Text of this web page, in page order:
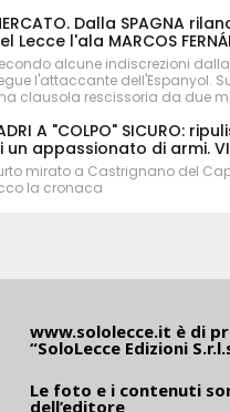
Dalla SPAGNA
Lecce l'ala MARCOS
alcune indiscrezioni
l'attaccante dell'Espanyol.
clausola rescissoria da due
A "COLPO" SICURO:
un appassionato di armi.
mirato a Castrignano del
la cronaca
www.sololecce.it è di
“SoloLecce Edizioni
Le foto e i contenuti
dell’editore